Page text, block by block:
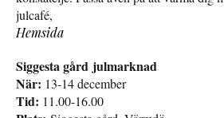
julcafé,
Hemsida
Siggesta gård julmarknad
När: 13-14 december
Tid: 11.00-16.00